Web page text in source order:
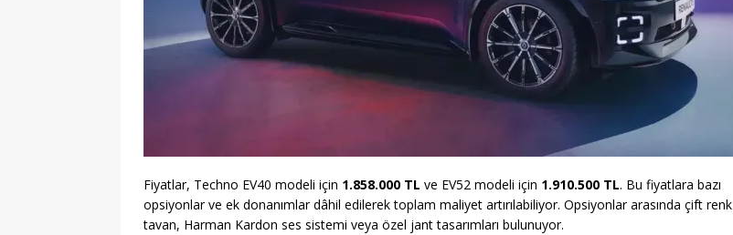
Fiyatlar, Techno EV40 modeli için 1.858.000 TL ve EV52 modeli için 1.910.500 TL. Bu fiyatlara bazı
opsiyonlar ve ek donanımlar dâhil edilerek toplam maliyet artırılabiliyor. Opsiyonlar arasında çift renk
tavan, Harman Kardon ses sistemi veya özel jant tasarımları bulunuyor.